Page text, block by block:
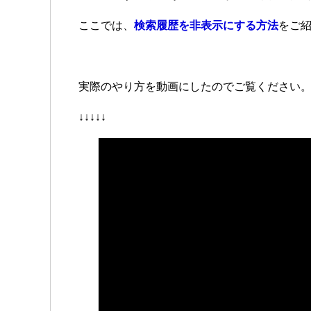
ここでは、 検索履歴を非表示にする方法をご
実際のやり方を動画にしたのでご覧ください。
↓↓↓↓↓